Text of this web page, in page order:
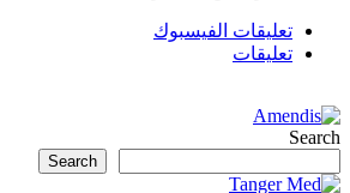
تعليقات الفيسبوك
تعليقات
Search
Search